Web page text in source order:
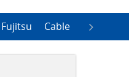
Fujitsu Cable Zebra